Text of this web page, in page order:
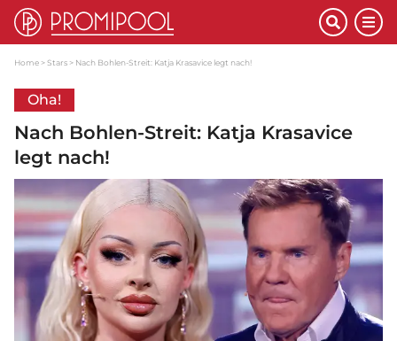
Home Stars Nach Bohlen-Streit: Katja Krasavice legt nach!
Oha!
Nach Bohlen-Streit: Katja Krasavice
legt nach!